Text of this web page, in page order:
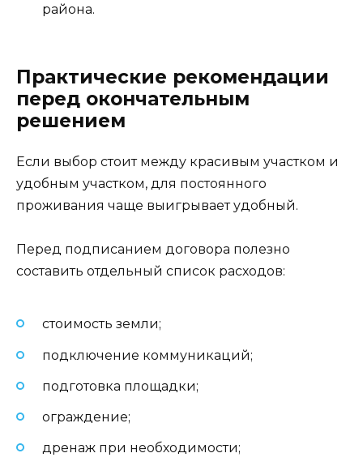
района.
Практические рекомендации
перед окончательным
решением
Если выбор стоит между красивым участком и
удобным участком, для постоянного
проживания чаще выигрывает удобный.
Перед подписанием договора полезно
составить отдельный список расходов:
стоимость земли;
подключение коммуникаций;
подготовка площадки;
ограждение;
дренаж при необходимости;